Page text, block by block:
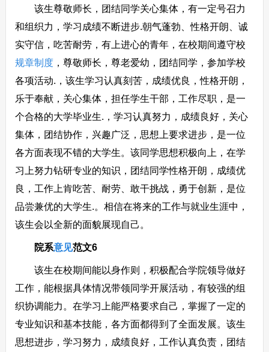
该生尊敬师长，团结同学关心集体，有一定号召力
和组织力，学习成绩不断进步.朝气蓬勃、性格开朗、诚
实守信，吃苦耐劳，有上进心的青年，在校期间遵守校
规章制度，尊敬师长，尊老爱幼，团结同学，参加学校
各项活动.，该生学习认真刻苦，成绩优良，性格开朗，
乐于奉献，关心集体，担任学生干部，工作尽职，是一
个合格的大学毕业生.，学习认真努力，成绩良好，关心
集体，团结协作，兴趣广泛，思想上要求进步，是一位
各方面表现不错的大学生。该同学思想积极向上，在学
习上努力钻研专业的知识，团结同学性格开朗，成绩优
良，工作上肯吃苦、耐劳、敢干挑战，勇于创新，是位
品尝兼优的大学生.。相信在将来的工作与就业生涯中，
该生会以全新的面貌展现自己。
院系意见范文6
该生在校期间能以身作则，积极配合学院领导做好
工作，能根据具体情况带领同学开展活动，有较强的组
织协调能力。在学习上能严格要求自己，掌握了一定的
专业知识和基本技能，各方面都得到了全面发展。该生
思想进步，学习努力，成绩良好，工作认真负责，团结